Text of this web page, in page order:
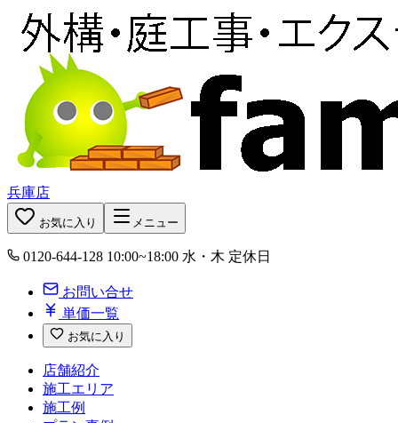
兵庫店
お気に入り メニュー
0120-644-128 10:00~18:00 水・木 定休日
お問い合せ
単価一覧
お気に入り
店舗紹介
施工エリア
施工例